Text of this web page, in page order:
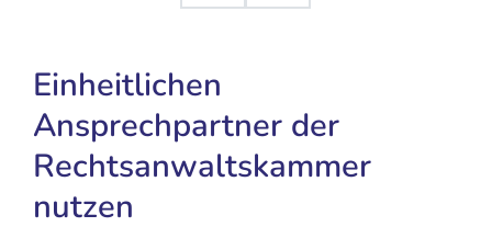
Einheitlichen
Ansprechpartner der
Rechtsanwaltskammer
nutzen